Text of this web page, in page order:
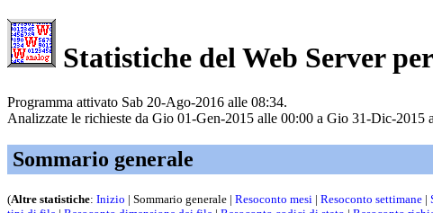
Statistiche del Web Server
Programma attivato Sab 20-Ago-2016 alle 08:34.
Analizzate le richieste da Gio 01-Gen-2015 alle 00:00 a Gio 31-Dic-2015
Sommario generale
(Altre statistiche: Inizio | Sommario generale | Resoconto mesi | Resoconto settimane |